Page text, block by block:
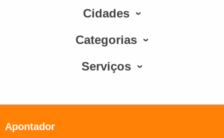
Cidades
Categorias
Serviços
Apontador